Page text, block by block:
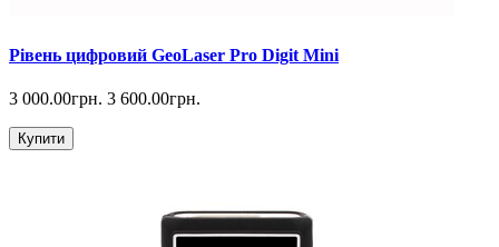
Рівень цифровий GeoLaser Pro Digit Mini
3 000.00грн. 3 600.00грн.
Купити